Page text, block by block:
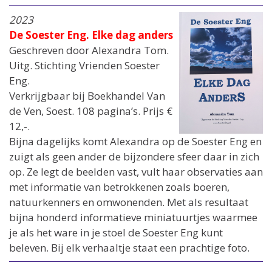
2023
De Soester Eng. Elke dag anders
Geschreven door Alexandra Tom.
Uitg. Stichting Vrienden Soester
Eng.
Verkrijgbaar bij Boekhandel Van
de Ven, Soest. 108 pagina’s. Prijs €
12,-.
Bijna dagelijks komt Alexandra op de Soester Eng en
zuigt als geen ander de bijzondere sfeer daar in zich
op. Ze legt de beelden vast, vult haar observaties aan
met informatie van betrokkenen zoals boeren,
natuurkenners en omwonenden. Met als resultaat
bijna honderd informatieve miniatuurtjes waarmee
je als het ware in je stoel de Soester Eng kunt
beleven. Bij elk verhaaltje staat een prachtige foto.